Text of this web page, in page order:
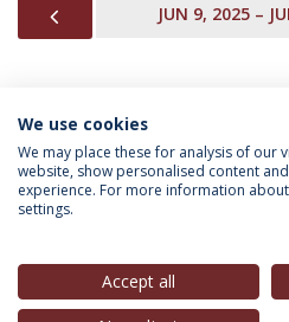
PREVIOUSJUN 9, 2025 –
INFORMAÇÃO PARA
We use cookies
We may place these for analysis of our
website, show personalised content
experience. For more information
settings.
Accept all